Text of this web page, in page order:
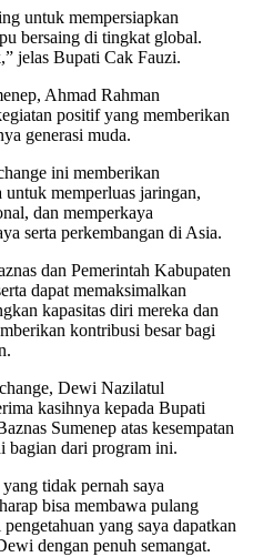
untuk mempersiapkan
bersaing di tingkat global.
jelas Bupati Cak Fauzi.
Ahmad Rahman
positif yang memberikan
generasi muda.
ini memberikan
untuk memperluas jaringan,
dan memperkaya
serta perkembangan di Asia.
dan Pemerintah Kabupaten
dapat memaksimalkan
kapasitas diri mereka dan
kontribusi besar bagi
Dewi Nazilatul
kasihnya kepada Bupati
Sumenep atas kesempatan
bagian dari program ini.
tidak pernah saya
bisa membawa pulang
yang saya dapatkan
dengan penuh semangat.